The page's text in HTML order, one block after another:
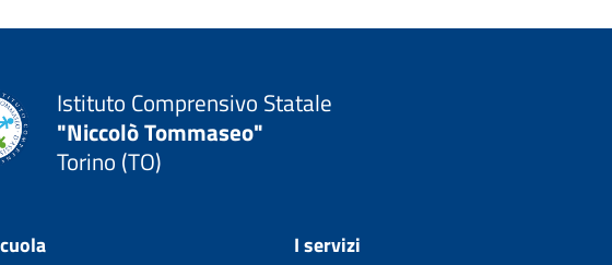
Istituto Comprensivo Statale
"Niccolò Tommaseo"
Torino (TO)
I servizi